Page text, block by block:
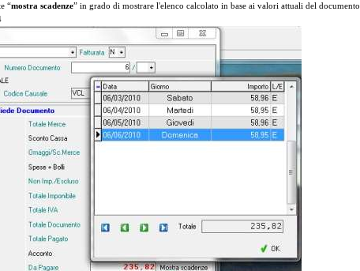
“mostra scadenze” in grado di mostrare l'elenco calcolato in base ai valori attuali del documento.